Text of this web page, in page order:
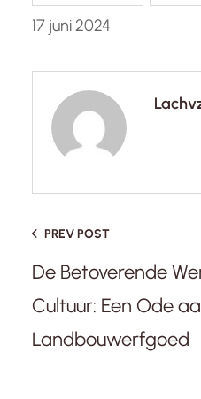
17 juni 2024
PREV POST
De Betoverende
Cultuur: Een Ode
Landbouwerfgoed